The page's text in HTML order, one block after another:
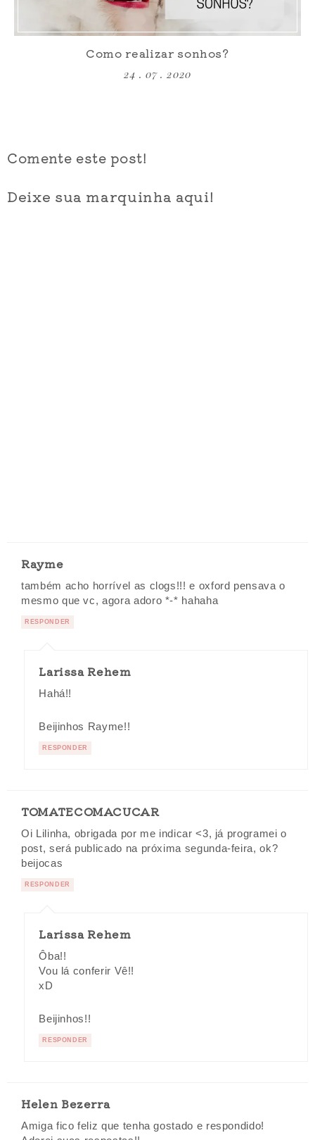
Como realizar sonhos?
24 . 07 . 2020
Comente este post!
Deixe sua marquinha aqui!
Rayme
também acho horrível as clogs!!! e oxford pensava o
mesmo que vc, agora adoro *-* hahaha
RESPONDER
Larissa Rehem
Hahá!!
Beijinhos Rayme!!
RESPONDER
TOMATECOMACUCAR
Oi Lilinha, obrigada por me indicar <3, já programei o
post, será publicado na próxima segunda-feira, ok?
beijocas
RESPONDER
Larissa Rehem
Ôba!!
Vou lá conferir Vê!!
xD
Beijinhos!!
RESPONDER
Helen Bezerra
Amiga fico feliz que tenha gostado e respondido!